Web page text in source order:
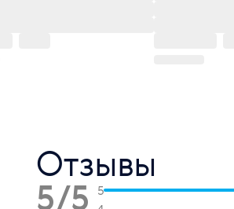
Отзывы
5/5 5